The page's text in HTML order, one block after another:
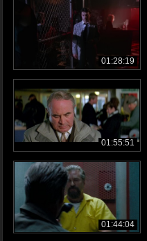
01:28:19
01:55:51
01:44:04